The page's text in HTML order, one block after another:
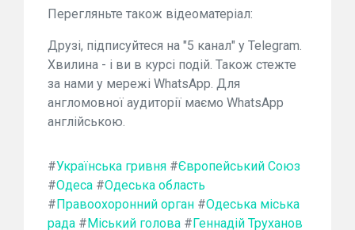
Перегляньте також відеоматеріал:
Друзі, підписуйтеся на "5 канал" у Telegram.
Хвилина - і ви в курсі подій. Також стежте
за нами у мережі WhatsApp. Для
англомовної аудиторії маємо WhatsApp
англійською.
#Українська гривня #Європейський Союз
#Одеса #Одеська область
#Правоохоронний орган #Одеська міська
рада #Міський голова #Геннадій Труханов